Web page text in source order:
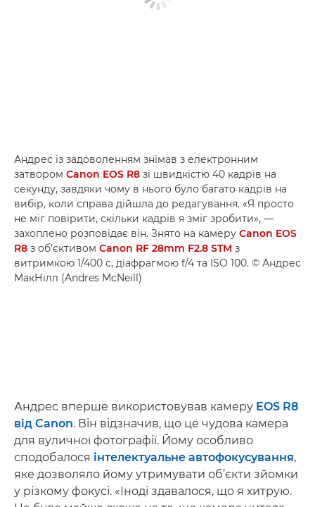
Андрес із задоволенням знімав з електронним
затвором Canon EOS R8 зі швидкістю 40 кадрів на
секунду, завдяки чому в нього було багато кадрів на
вибір, коли справа дійшла до редагування. «Я просто
не міг повірити, скільки кадрів я зміг зробити», —
захоплено розповідає він. Знято на камеру Canon EOS
R8 з об’єктивом Canon RF 28mm F2.8 STM з
витримкою 1/400 с, діафрагмою f/4 та ISO 100. © Андрес
МакНілл (Andres McNeill)
Андрес вперше використовував камеру EOS R8
від Canon. Він відзначив, що це чудова камера
для вуличної фотографії. Йому особливо
сподобалося інтелектуальне автофокусування,
яке дозволяло йому утримувати об’єкти зйомки
у різкому фокусі. «Іноді здавалося, що я хитрую.